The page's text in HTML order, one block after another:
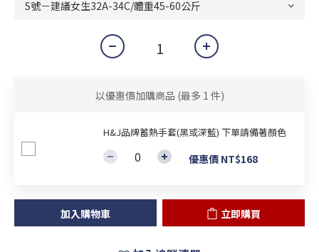
以優惠價加購商品 (最多 1 件)
H&J品牌蓄熱手套(黑或深藍) 下單請備著顏色
優惠價 NT$168
加入購物車 立即購買